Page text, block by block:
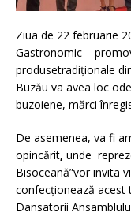
Ziua de 22 februarie
Gastronomic –
produsetradiționale
Buzău va avea loc
buzoiene, mărci
De asemenea, va fi
opincărit, unde
Bisoceană”vor invita
confecţionează acest
Dansatorii